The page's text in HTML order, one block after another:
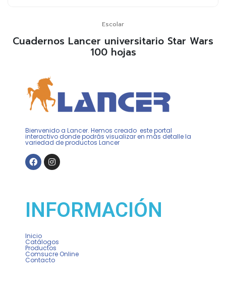
Escolar
Cuadernos Lancer universitario Star Wars
100 hojas
Bienvenido a Lancer. Hemos creado este portal
interactivo donde podrás visualizar en más detalle la
variedad de productos Lancer
INFORMACIÓN
Inicio
Catálogos
Productos
Comsucre Online
Contacto